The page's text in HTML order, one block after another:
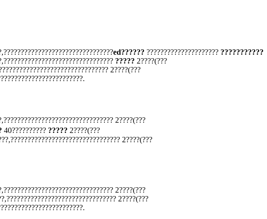
ed?????? ????????????????????? ???????????
????? 2????(???
2????(???
2????(???
40?????????? ????? 2????(???
2????(???
2????(???
2????(???